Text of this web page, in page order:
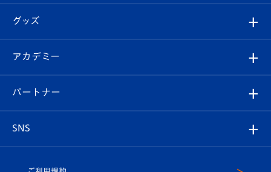
チケット
イベント
メディア
ホームタウン
スタッフプロフィール
マスコット紹介
はじめての観戦ガイド
Revive Team
ヴィヴィくんの長崎おもてなしガイド
フォトギャラリー
スタジアムグルメ
チケット
V-LOVERS（ファンクラブ）
プレイヤーズスイート
グッズ
オンラインショップ
店舗情報
アカデミー
育成からのお知らせ
U-18
パートナー
SNS